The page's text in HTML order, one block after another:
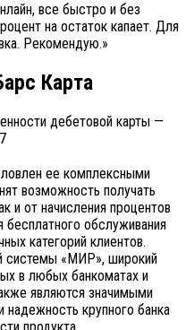
все быстро и без
на остаток капает. Для
Рекомендую.»
Карта
ее комплексными
возможность получать
и от начисления процентов
бесплатного обслуживания
категорий клиентов.
системы «МИР», широкий
в любых банкоматах и
являются значимыми
крупного банка